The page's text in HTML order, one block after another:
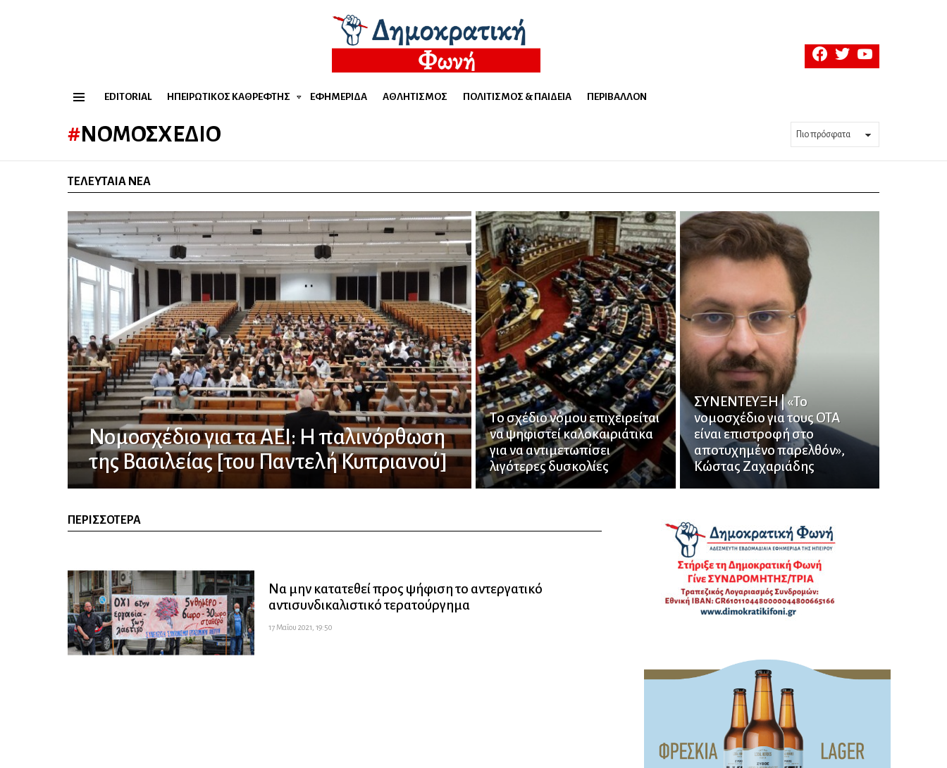
facebooktwitteryoutube
EDITORIAL ΗΠΕΙΡΏΤΙΚΟΣ ΚΑΘΡΈΦΤΗΣ ΕΦΗΜΕΡΊΔΑ ΑΘΛΗΤΙΣΜΌΣ ΠΟΛΙΤΙΣΜΌΣ & ΠΑΙΔΕΊΑ ΠΕΡΙΒΆΛΛΟΝ
ΝΟΜΟΣΧΈΔΙΟ
ΤΕΛΕΥΤΑΊΑ ΝΈΑ
Νομοσχέδιο για τα ΑΕΙ: Η παλινόρθωση
της Βασιλείας [του Παντελή Κυπριανού]
Tο σχέδιο νόμου επιχειρείται
να ψηφιστεί καλοκαιριάτικα
για να αντιμετωπίσει
λιγότερες δυσκολίες
ΣΥΝΕΝΤΕΥΞΗ | «Το
νομοσχέδιο για τους ΟΤΑ
είναι επιστροφή στο
αποτυχημένο παρελθόν»,
Κώστας Ζαχαριάδης
ΠΕΡΙΣΣΌΤΕΡΑ
Να μην κατατεθεί προς ψήφιση το αντεργατικό
αντισυνδικαλιστικό τερατούργημα
17 Μαΐου 2021, 19:50